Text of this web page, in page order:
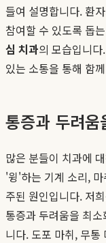
들여 설명합니다. 환
참여할 수 있도록 돕
심 치과의 모습입니
있는 소통을 통해 함
통증과 두려움
많은 분들이 치과에
'윙'하는 기계 소리,
주된 원인입니다. 저
통증과 두려움을 최
니다. 도포 마취, 무통